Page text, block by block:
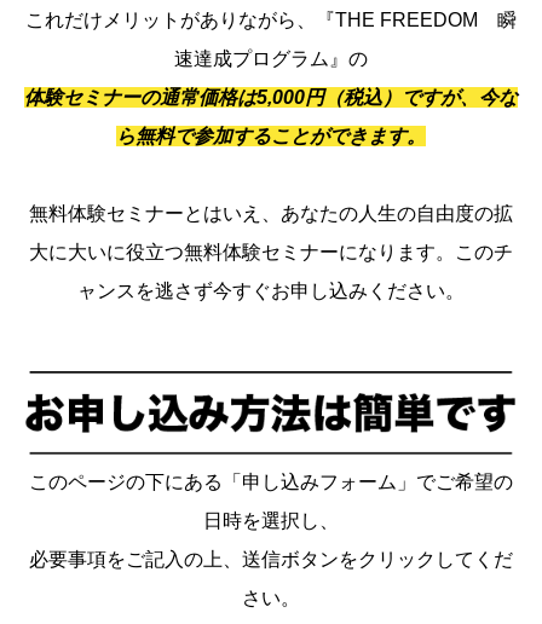
これだけメリットがありながら、『THE FREEDOM 瞬
速達成プログラム』の
体験セミナーの通常価格は5,000円（税込）ですが、今な
ら無料で参加することができます。
無料体験セミナーとはいえ、あなたの人生の自由度の拡
大に大いに役立つ無料体験セミナーになります。このチ
ャンスを逃さず今すぐお申し込みください。
このページの下にある「申し込みフォーム」でご希望の
日時を選択し、
必要事項をご記入の上、送信ボタンをクリックしてくだ
さい。